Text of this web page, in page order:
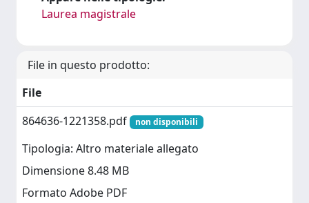
Laurea magistrale
File in questo prodotto:
File
864636-1221358.pdf
non disponibili
Tipologia: Altro materiale allegato
Dimensione 8.48 MB
Formato Adobe PDF